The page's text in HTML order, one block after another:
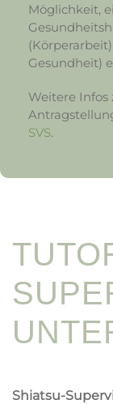
Möglichkeit,
Gesundheit)
Weitere Infos
SVS.
Shiatsu-